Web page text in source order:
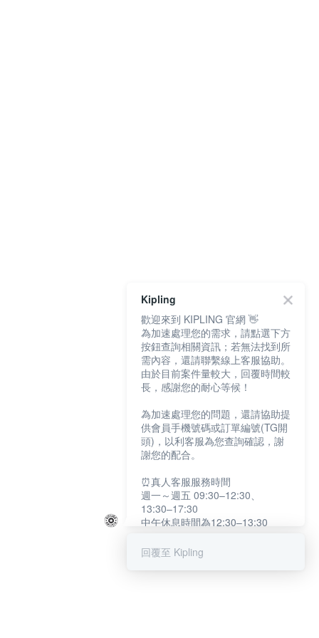
Kipling
歡迎來到 KIPLING 官網 👋
為加速處理您的需求，請點選下方
按鈕查詢相關資訊；若無法找到所
需內容，還請聯繫線上客服協助。
由於目前案件量較大，回覆時間較
長，感謝您的耐心等候！
為加速處理您的問題，還請協助提
供會員手機號碼或訂單編號(TG開
頭)，以利客服為您查詢確認，謝
謝您的配合。
⏰真人客服服務時間
週一～週五 09:30–12:30、
13:30–17:30
中午休息時間為12:30–13:30
提醒您：系統會自動已讀訊息，如
回覆至 Kipling